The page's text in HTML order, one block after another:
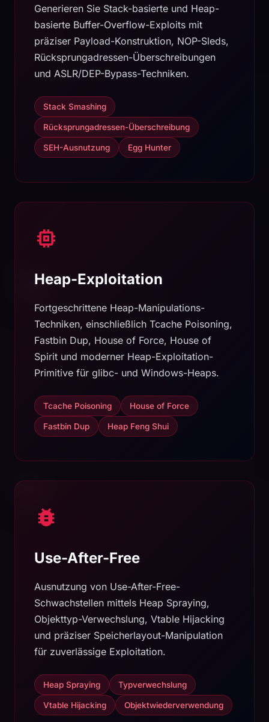
Generieren Sie Stack-basierte und Heap-
basierte Buffer-Overflow-Exploits mit
präziser Payload-Konstruktion, NOP-Sleds,
Rücksprungadressen-Überschreibungen
und ASLR/DEP-Bypass-Techniken.
Stack Smashing
Rücksprungadressen-Überschreibung
SEH-Ausnutzung Egg Hunter
Heap-Exploitation
Fortgeschrittene Heap-Manipulations-
Techniken, einschließlich Tcache Poisoning,
Fastbin Dup, House of Force, House of
Spirit und moderner Heap-Exploitation-
Primitive für glibc- und Windows-Heaps.
Tcache Poisoning House of Force
Fastbin Dup Heap Feng Shui
Use-After-Free
Ausnutzung von Use-After-Free-
Schwachstellen mittels Heap Spraying,
Objekttyp-Verwechslung, Vtable Hijacking
und präziser Speicherlayout-Manipulation
für zuverlässige Exploitation.
Heap Spraying Typverwechslung
Vtable Hijacking Objektwiederverwendung